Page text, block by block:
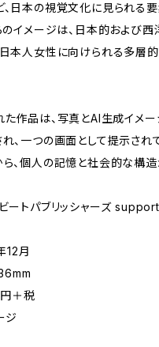
日本の視覚文化に見られる
のイメージは、日本的および
日本人女性に向けられる多層
作品は、写真とAI生成イメ
、一つの画面として提示され
、個人の記憶と社会的な構造
ビートパブリッシャーズ
12月
＋税
ジ